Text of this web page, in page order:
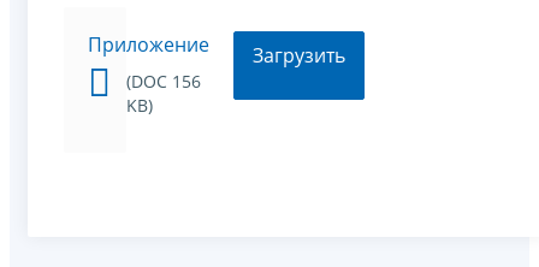
Приложение
(DOC 156
KB)
Загрузить